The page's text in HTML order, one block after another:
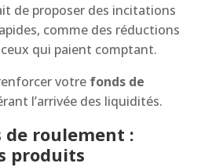
de proposer des incitations
comme des réductions
qui paient comptant.
votre fonds de
l’arrivée des liquidités.
de roulement :
produits